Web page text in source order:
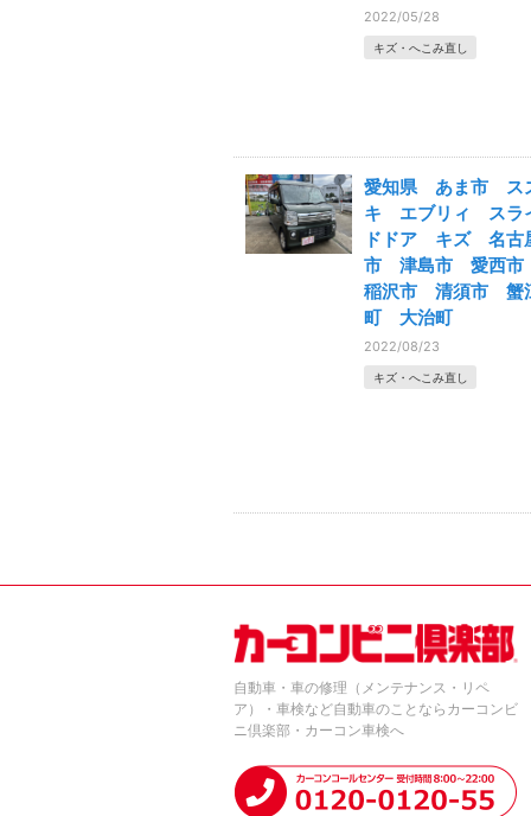
2022/05/28
キズ・へこみ直し
愛知県 あま市 ス
キ エブリィ スラ
ドドア キズ 名古
市 津島市 愛西
稲沢市 清須市 蟹
町 大治町
2022/08/23
キズ・へこみ直し
自動車・車の修理（メンテナンス・リペ
ア）・車検など自動車のことならカーコンビ
ニ倶楽部・カーコン車検へ